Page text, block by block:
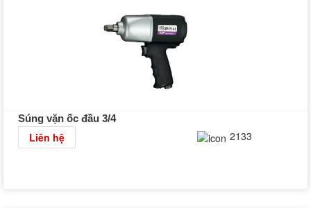
Súng vặn ốc đầu 3/4
Liên hệ 2133